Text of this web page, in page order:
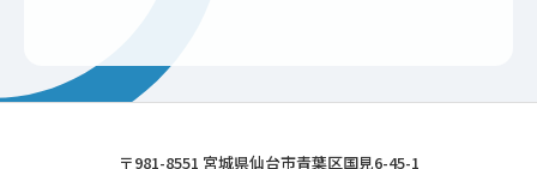
〒981-8551 宮城県仙台市青葉区国見6-45-1